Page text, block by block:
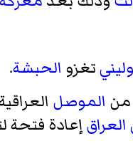
تغزو الحبشة.
من الموصل
العراقإعادة فتحة